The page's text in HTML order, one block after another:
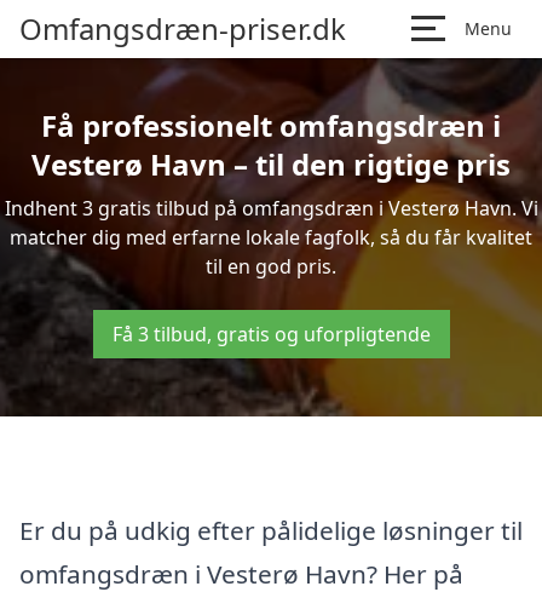
Omfangsdræn-priser.dk Menu
Få professionelt omfangsdræn i
Vesterø Havn – til den rigtige pris
Indhent 3 gratis tilbud på omfangsdræn i Vesterø Havn. Vi
matcher dig med erfarne lokale fagfolk, så du får kvalitet
til en god pris.
Få 3 tilbud, gratis og uforpligtende
Er du på udkig efter pålidelige løsninger til
omfangsdræn i Vesterø Havn? Her på